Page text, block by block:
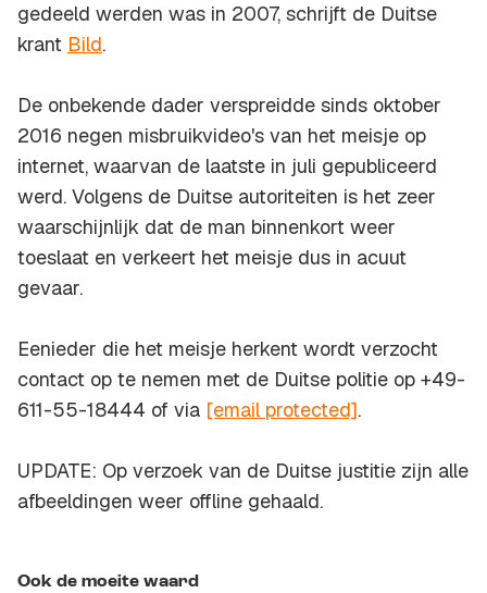
gedeeld werden was in 2007, schrijft de Duitse
krant Bild.
De onbekende dader verspreidde sinds oktober
2016 negen misbruikvideo's van het meisje op
internet, waarvan de laatste in juli gepubliceerd
werd. Volgens de Duitse autoriteiten is het zeer
waarschijnlijk dat de man binnenkort weer
toeslaat en verkeert het meisje dus in acuut
gevaar.
Eenieder die het meisje herkent wordt verzocht
contact op te nemen met de Duitse politie op +49-
611-55-18444 of via [email protected].
UPDATE: Op verzoek van de Duitse justitie zijn alle
afbeeldingen weer offline gehaald.
Ook de moeite waard